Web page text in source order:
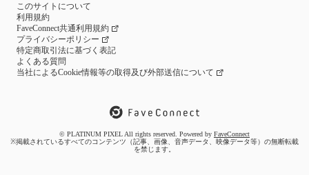
このサイトについて
利用規約
FaveConnect共通利用規約
プライバシーポリシー
特定商取引法に基づく表記
よくある質問
当社によるCookie情報等の取得及び外部送信について
© PLATINUM PIXEL All rights reserved. Powered by FaveConnect
※掲載されているすべてのコンテンツ（記事、画像、音声データ、映像データ等）の無断転載
を禁じます。